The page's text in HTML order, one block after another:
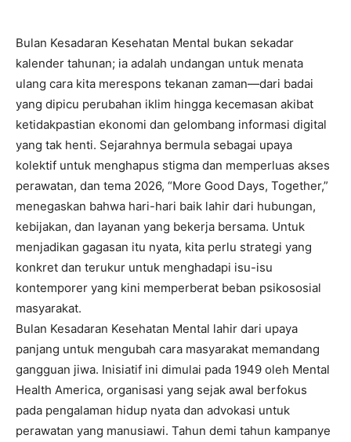
Bulan Kesadaran Kesehatan Mental bukan sekadar
kalender tahunan; ia adalah undangan untuk menata
ulang cara kita merespons tekanan zaman—dari badai
yang dipicu perubahan iklim hingga kecemasan akibat
ketidakpastian ekonomi dan gelombang informasi digital
yang tak henti. Sejarahnya bermula sebagai upaya
kolektif untuk menghapus stigma dan memperluas akses
perawatan, dan tema 2026, “More Good Days, Together,”
menegaskan bahwa hari-hari baik lahir dari hubungan,
kebijakan, dan layanan yang bekerja bersama. Untuk
menjadikan gagasan itu nyata, kita perlu strategi yang
konkret dan terukur untuk menghadapi isu-isu
kontemporer yang kini memperberat beban psikososial
masyarakat.
Bulan Kesadaran Kesehatan Mental lahir dari upaya
panjang untuk mengubah cara masyarakat memandang
gangguan jiwa. Inisiatif ini dimulai pada 1949 oleh Mental
Health America, organisasi yang sejak awal berfokus
pada pengalaman hidup nyata dan advokasi untuk
perawatan yang manusiawi. Tahun demi tahun kampanye